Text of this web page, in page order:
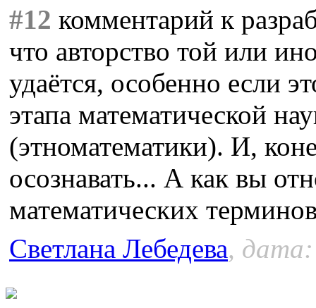
#12 комментарий к
что авторство той или
удаётся, особенно если
этапа математической
(этноматематики). И,
осознавать... А как вы
математических
Светлана Лебедева, дата: